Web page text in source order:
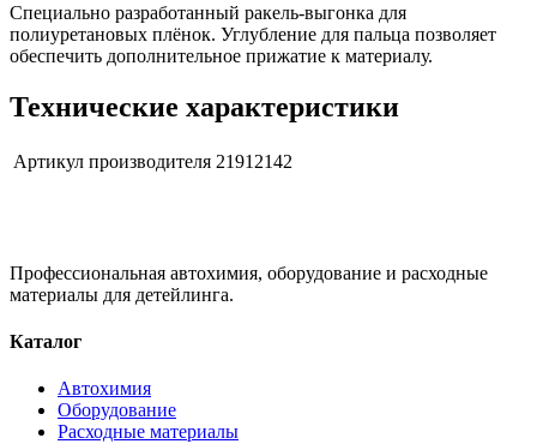
Специально разработанный ракель-выгонка для
полиуретановых плёнок. Углубление для пальца позволяет
обеспечить дополнительное прижатие к материалу.
Технические характеристики
Артикул производителя 21912142
Профессиональная автохимия, оборудование и расходные
материалы для детейлинга.
Каталог
Автохимия
Оборудование
Расходные материалы